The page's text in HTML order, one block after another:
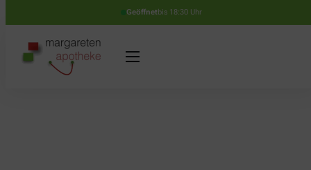
Geöffnetbis 18:30 Uhr